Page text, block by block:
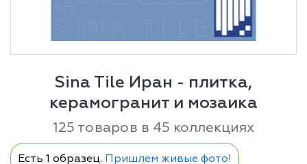
Sina Tile Иран - плитка,
керамогранит и мозаика
125 товаров в 45 коллекциях
Есть 1 образец. Пришлем живые фото!